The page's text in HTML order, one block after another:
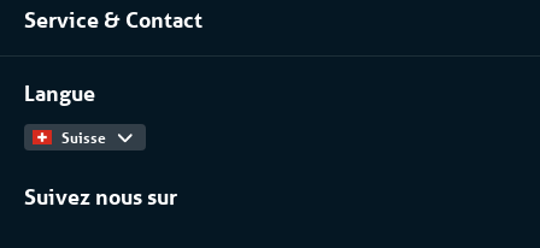
Installateurs / Maintenanciers
Notre équipe
Travailler chez
Catalogue Produits
Service & Contact
Contact
Langue
Suisse
Suivez nous sur